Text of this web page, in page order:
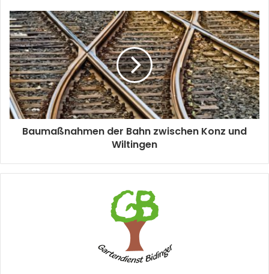
Baumaßnahmen der Bahn zwischen Konz und
Wiltingen